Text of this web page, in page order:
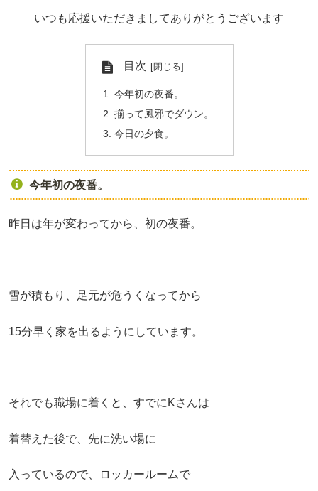
いつも応援いただきましてありがとうございます
目次
今年初の夜番。
揃って風邪でダウン。
今日の夕食。
今年初の夜番。
昨日は年が変わってから、初の夜番。
雪が積もり、足元が危うくなってから
15分早く家を出るようにしています。
それでも職場に着くと、すでにKさんは
着替えた後で、先に洗い場に
入っているので、ロッカールームで